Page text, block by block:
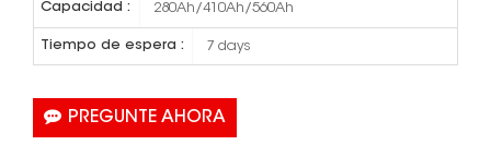
Capacidad : 280Ah/410Ah/560Ah
Tiempo de espera : 7 days
PREGUNTE AHORA